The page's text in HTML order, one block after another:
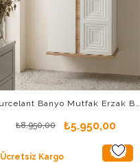
Nurcelant Banyo Mutfak Erzak Boy Dolabı Mdf Beyaz
₺5.950,00
₺8.950,00
%34
Ücretsiz Kargo